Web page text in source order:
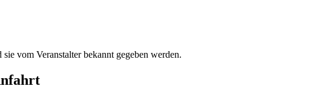
vom Veranstalter bekannt gegeben werden.